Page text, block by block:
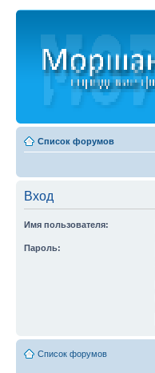
Список форумов
Вход
Имя пользователя:
Пароль:
Список форумов